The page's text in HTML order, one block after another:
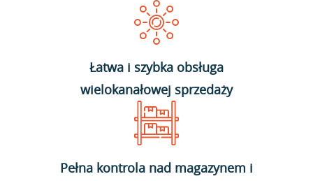
Łatwa i szybka obsługa
wielokanałowej sprzedaży
Pełna kontrola nad magazynem i